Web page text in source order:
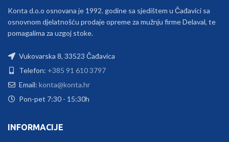
Konta d.o.o osnovana je 1992. godine sa sjedištem u Čađavici sa
osnovnom djelatnošću prodaje opreme za mužnju firme Delaval, te
pomagalima za uzgoj stoke.
Vukovarska 8, 33523 Čađavica
Telefon: +385 91 610 3797
Email: konta@konta.hr
Pon-pet 7:30 - 15:30h
INFORMACIJE